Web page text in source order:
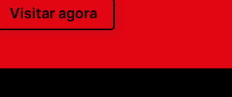
Visitar agora